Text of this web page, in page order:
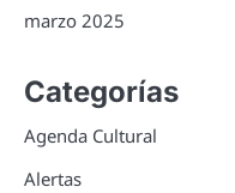
marzo 2025
Categorías
Agenda Cultural
Alertas